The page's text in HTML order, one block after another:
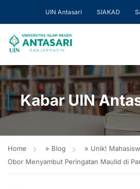
UIN Antasari SIAKAD
Kabar UIN
Home » Blog » Unik!
Obor Menyambut Peringatan Maulid di